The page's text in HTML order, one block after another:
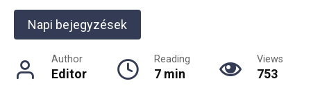
Napi bejegyzések
Author
Editor
Reading
7 min
Views
753